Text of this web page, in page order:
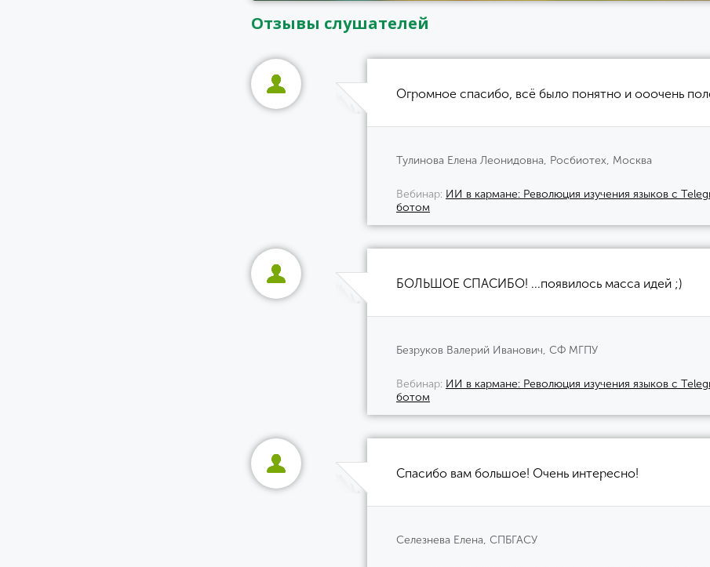
Отзывы слушателей
Огромное спасибо, всё было понятно и ооочень
Тулинова Елена Леонидовна, Росбиотех, Москва
Вебинар ИИ в кармане: Революция изучения языков с
ботом
БОЛЬШОЕ СПАСИБО! ...появилось масса идей ;)
Безруков Валерий Иванович, СФ МГПУ
Вебинар ИИ в кармане: Революция изучения языков с
ботом
Спасибо вам большое! Очень интересно!
Селезнева Елена, СПБГАСУ